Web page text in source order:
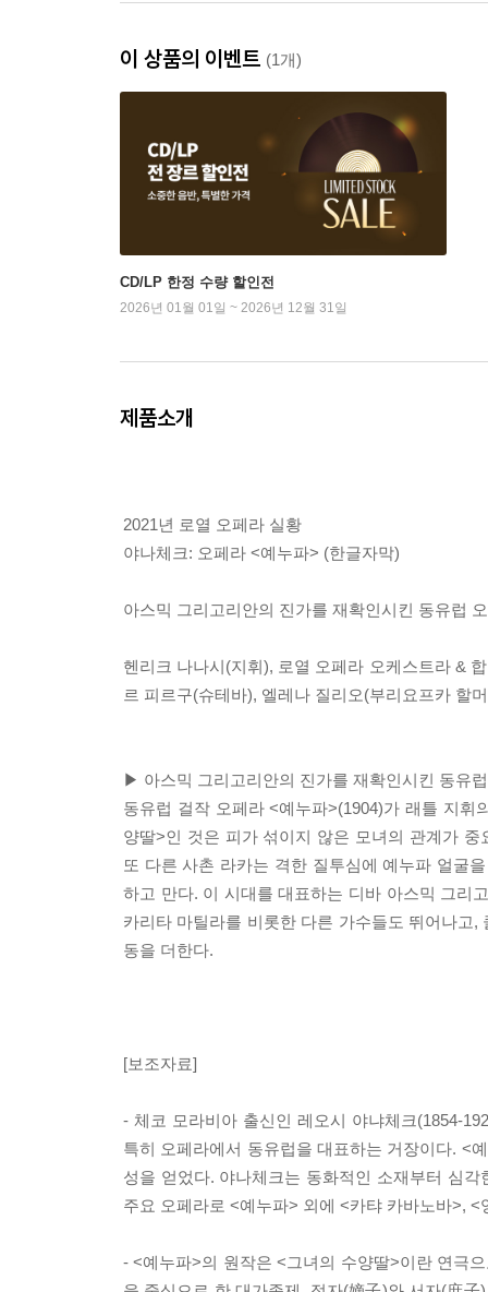
이 상품의 이벤트 (1개)
CD/LP 한정 수량 할인전
2026년 01월 01일 ~ 2026년 12월 31일
제품소개
2021년 로열 오페라 실황
야나체크: 오페라 <예누파> (한글자막)
아스믹 그리고리안의 진가를 재확인시킨 동유럽
헨리크 나나시(지휘), 로열 오페라 오케스트라 &
르 피르구(슈테바), 엘레나 질리오(부리요프카 할
▶ 아스믹 그리고리안의 진가를 재확인시킨 동유
동유럽 걸작 오페라 <예누파>(1904)가 래틀 지
양딸>인 것은 피가 섞이지 않은 모녀의 관계가
또 다른 사촌 라카는 격한 질투심에 예누파 얼굴
하고 만다. 이 시대를 대표하는 디바 아스믹 그리
카리타 마틸라를 비롯한 다른 가수들도 뛰어나고
동을 더한다.
[보조자료]
- 체코 모라비아 출신인 레오시 야냐체크(1854-
특히 오페라에서 동유럽을 대표하는 거장이다. <
성을 얻었다. 야나체크는 동화적인 소재부터 심
주요 오페라로 <예누파> 외에 <카탸 카바노바>,
- <예누파>의 원작은 <그녀의 수양딸>이란 연극